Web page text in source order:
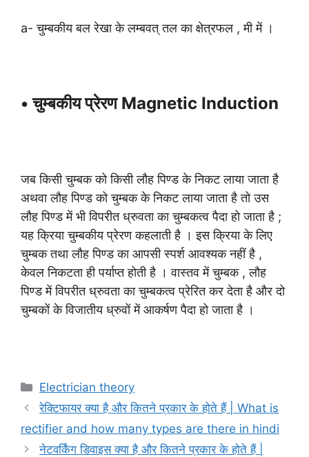
a- चुम्बकीय बल रेखा के लम्बवत् तल का क्षेत्रफल , मी में ।
• चुम्बकीय प्रेरण Magnetic Induction
जब किसी चुम्बक को किसी लौह पिण्ड के निकट लाया जाता है
अथवा लौह पिण्ड को चुम्बक के निकट लाया जाता है तो उस
लौह पिण्ड में भी विपरीत ध्रुवता का चुम्बकत्व पैदा हो जाता है ;
यह क्रिया चुम्बकीय प्रेरण कहलाती है । इस क्रिया के लिए
चुम्बक तथा लौह पिण्ड का आपसी स्पर्श आवश्यक नहीं है ,
केवल निकटता ही पर्याप्त होती है । वास्तव में चुम्बक , लौह
पिण्ड में विपरीत ध्रुवता का चुम्बकत्व प्रेरित कर देता है और दो
चुम्बकों के विजातीय ध्रुवों में आकर्षण पैदा हो जाता है ।
Categories
Electrician theory
रेक्टिफायर क्या है और कितने प्रकार के होते हैं | What is
rectifier and how many types are there in hindi
नेटवर्किंग डिवाइस क्या है और कितने प्रकार के होते हैं |